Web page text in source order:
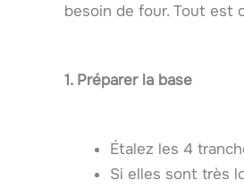
besoin de four. Tout est
1. Préparer la base
Étalez les 4
Si elles sont très